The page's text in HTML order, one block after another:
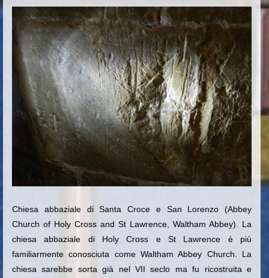
Chiesa abbaziale di Santa Croce e San Lorenzo (Abbey
Church of Holy Cross and St Lawrence, Waltham Abbey). La
chiesa abbaziale di Holy Cross e St Lawrence è più
familiarmente conosciuta come Waltham Abbey Church. La
chiesa sarebbe sorta già nel VII seclo ma fu ricostruita e